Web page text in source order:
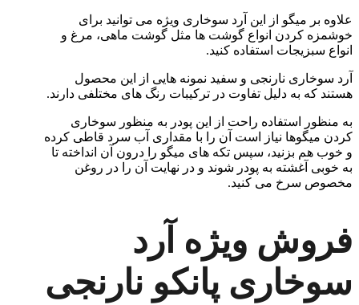
علاوه بر میگو از این آرد سوخاری ویژه می توانید برای
خوشمزه کردن انواع گوشت ها مثل گوشت ماهی، مرغ و
انواع سبزیجات استفاده کنید.
آرد سوخاری نارنجی و سفید نمونه هایی از این محصول
هستند که به دلیل تفاوت در ترکیبات رنگ های مختلفی دارند.
به منظور استفاده راحت از این پودر به منظور سوخاری
کردن میگوها نیاز است آن را با مقداری آب سرد قاطی کرده
و خوب هم بزنید، سپس تکه های میگو را درون آن انداخته تا
به خوبی آغشته به پودر شوند و در نهایت آن را در روغن
مخصوص سرخ می کنید.
فروش ویژه آرد
سوخاری پانکو نارنجی